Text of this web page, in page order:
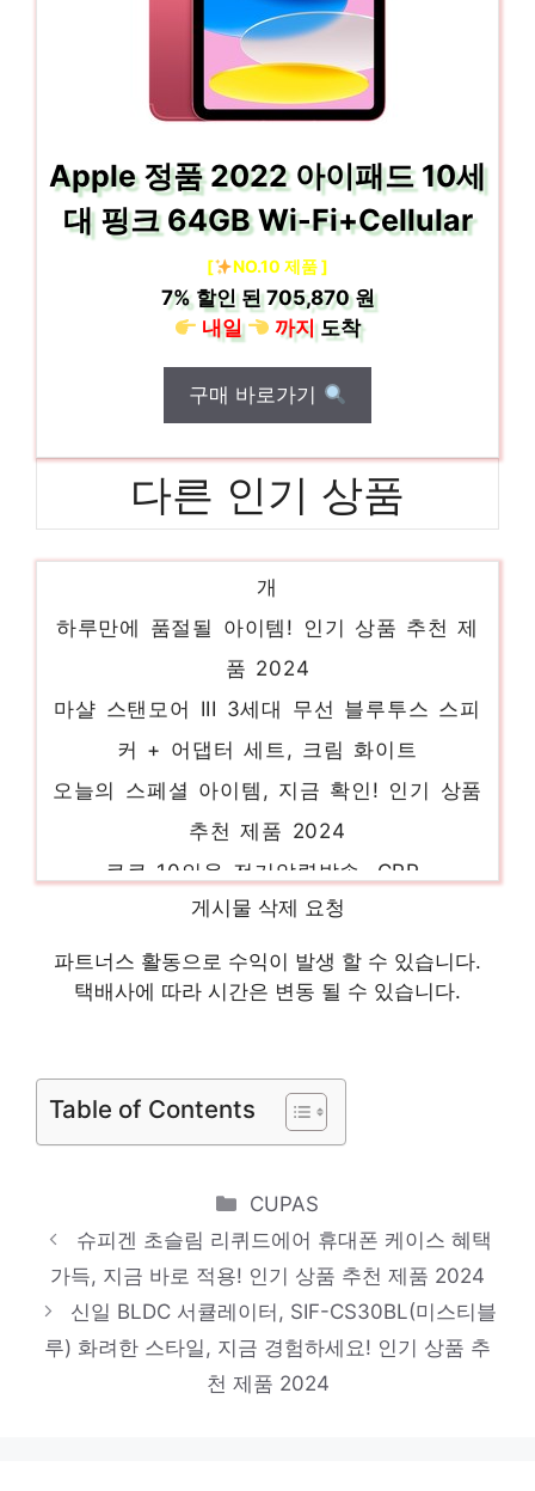
Apple 정품 2022 아이패드 10세
대 핑크 64GB Wi-Fi+Cellular
[ NO.10 제품 ]
7%할인 된705,870 원
내일
까지도착
구매 바로가기
다른 인기 상품
엡손 라벨프린터기 LW-K200BL, 혼합색상, 1
개
하루만에 품절될 아이템! 인기 상품 추천 제
품 2024
마샬 스탠모어 III 3세대 무선 블루투스 스피
커 + 어댑터 세트, 크림 화이트
오늘의 스페셜 아이템, 지금 확인! 인기 상품
추천 제품 2024
쿠쿠 10인용 전기압력밥솥, CRP-
QS1020FGM, 브라운
일상에 빛을 더하는 최고의 아이템 인기 상품
추천 제품 2024
신지모루 자가복원 사생활보호 AG코팅 TPU
잠들기 전, 이거 어때요? 인기 상품 추천 제
품 2024
전기 달걀 찜기, 화이트 KR-EGD1156
혜택 가득, 지금 바로 적용! 인기 상품 추천
제품 2024
삼성전자 컬러 레이저 복합기, SL-C563W
센스있는 선물, 지금 만나보세요! 인기 상품
게시물 삭제 요청
파트너스 활동으로 수익이 발생 할 수 있습니다.
택배사에 따라 시간은 변동 될 수 있습니다.
Table of Contents
Categories
CUPAS
슈피겐 초슬림 리퀴드에어 휴대폰 케이스 혜택
가득, 지금 바로 적용! 인기 상품 추천 제품 2024
신일 BLDC 서큘레이터, SIF-CS30BL(미스티블
루) 화려한 스타일, 지금 경험하세요! 인기 상품 추
천 제품 2024